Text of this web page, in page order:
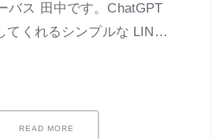
行環境
バス 田中です。ChatGPT
てくれるシンプルな LIN…
READ MORE